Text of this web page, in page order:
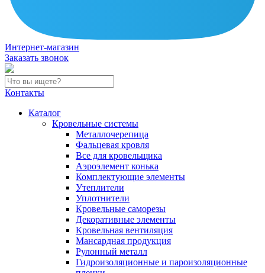
Интернет-магазин
Заказать звонок
Контакты
Каталог
Кровельные системы
Металлочерепица
Фальцевая кровля
Все для кровельщика
Аэроэлемент конька
Комплектующие элементы
Утеплители
Уплотнители
Кровельные саморезы
Декоративные элементы
Кровельная вентиляция
Мансардная продукция
Рулонный металл
Гидроизоляционные и пароизоляционные